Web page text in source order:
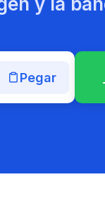
Pegar